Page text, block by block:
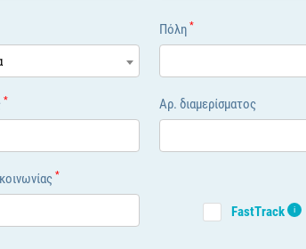
Πόλη*
* Αρ. διαμερίσματος
*
FastTrack i